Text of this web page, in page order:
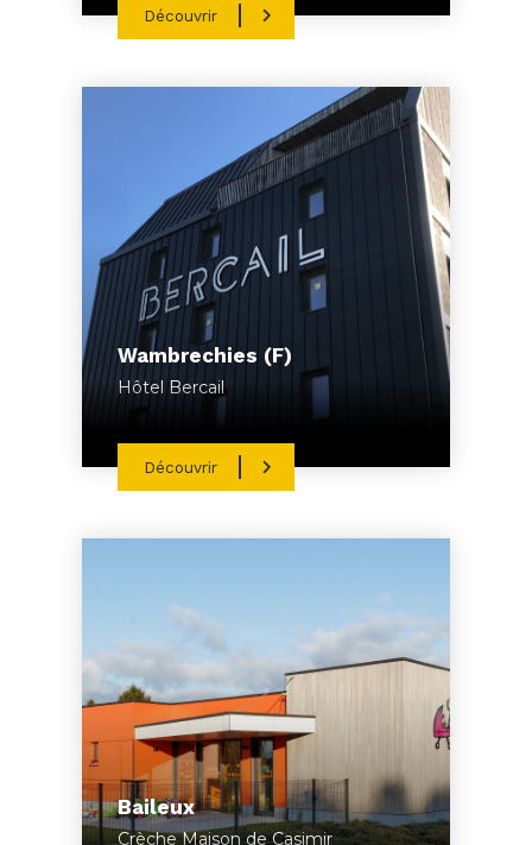
Découvrir
Wambrechies (F)
Hôtel Bercail
Découvrir
Baileux
Crèche Maison de Casimir